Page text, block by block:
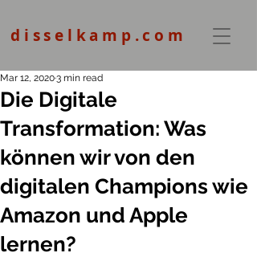
disselkamp.com
Die Digitale
Transformation: Was
können wir von den
digitalen Champions wie
Amazon und Apple
lernen?
Mar 12, 20203 min read